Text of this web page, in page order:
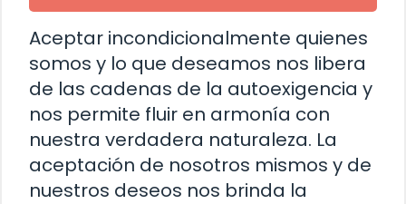
Aceptar incondicionalmente quienes
somos y lo que deseamos nos libera
de las cadenas de la autoexigencia y
nos permite fluir en armonía con
nuestra verdadera naturaleza. La
aceptación de nosotros mismos y de
nuestros deseos nos brinda la